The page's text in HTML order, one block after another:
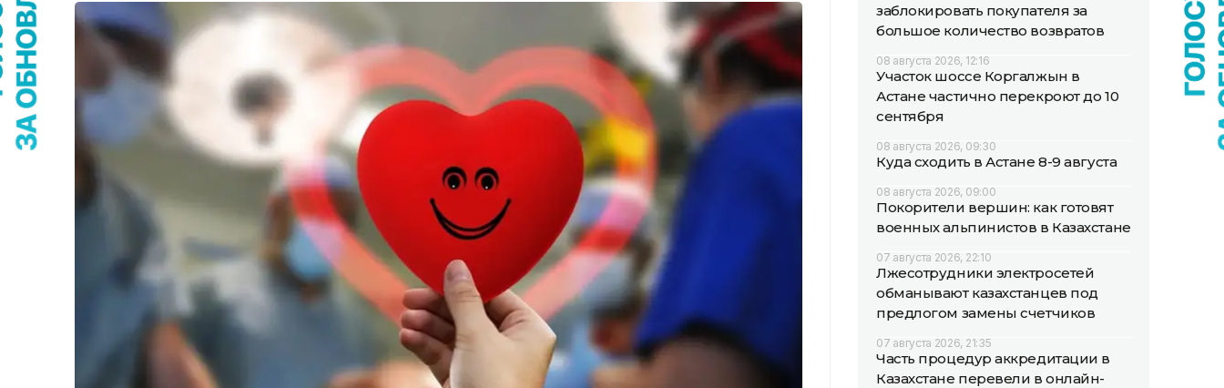
заблокировать покупателя за
большое количество возвратов
08 августа 2026, 12:16
Участок шоссе Коргалжын в
Астане частично перекроют до 10
сентября
08 августа 2026, 09:30
Куда сходить в Астане 8-9 августа
08 августа 2026, 09:00
Покорители вершин: как готовят
военных альпинистов в Казахстане
07 августа 2026, 22:10
Лжесотрудники электросетей
обманывают казахстанцев под
предлогом замены счетчиков
07 августа 2026, 21:35
Часть процедур аккредитации в
Казахстане перевели в онлайн-